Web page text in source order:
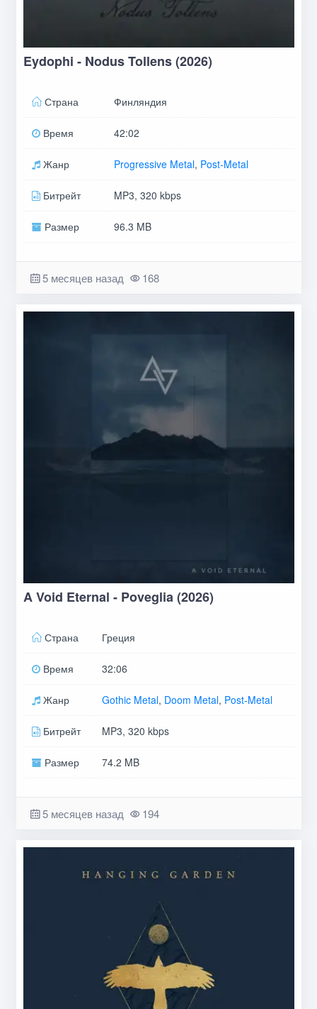
Eydophi - Nodus Tollens (2026)
Страна Финляндия
Время 42:02
Жанр Progressive Metal, Post-Metal
Битрейт MP3, 320 kbps
Размер 96.3 MB
5 месяцев назад 168
A Void Eternal - Poveglia (2026)
Страна Греция
Время 32:06
Жанр Gothic Metal, Doom Metal, Post-Metal
Битрейт MP3, 320 kbps
Размер 74.2 MB
5 месяцев назад 194